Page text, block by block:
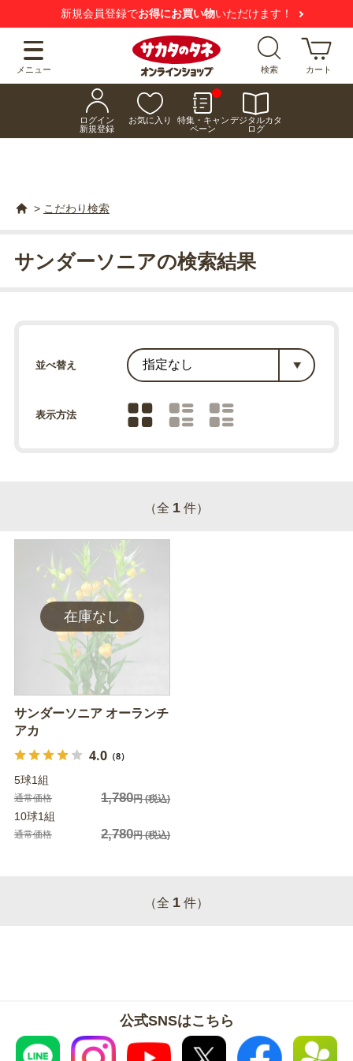
新規会員登録でお得にお買い物いただけます！
メニュー 検索 カート
ログイン
新規登録
お気に入り
特集・キャン
ペーン
デジタルカタ
ログ
> こだわり検索
サンダーソニアの検索結果
並べ替え
表示方法
（全 1 件）
サンダーソニア オーランチ
アカ
4.0（8）
5球1組
通常価格 1,780円(税込)
10球1組
通常価格 2,780円(税込)
（全 1 件）
公式SNSはこちら